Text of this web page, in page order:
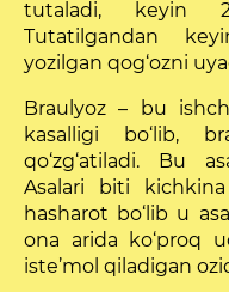
tutaladi, keyin
Tutatilgandan
yozilgan qog‘ozni
Braulyoz – bu
kasalligi bo‘lib,
qo‘zg‘atiladi. Bu
Asalari biti
hasharot bo‘lib u
ona arida ko‘proq
iste’mol qiladigan